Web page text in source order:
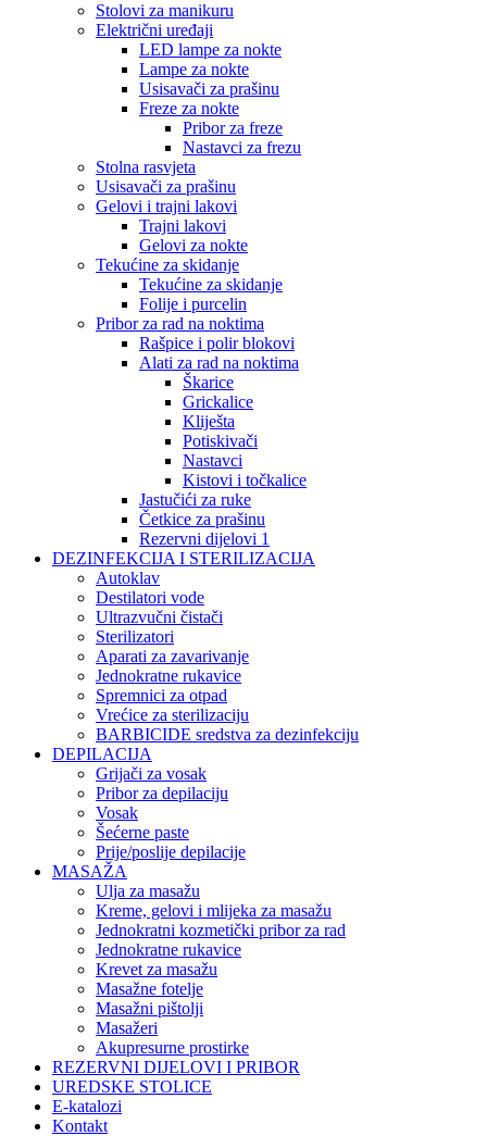
Stolovi za manikuru
Električni uređaji
LED lampe za nokte
Lampe za nokte
Usisavači za prašinu
Freze za nokte
Pribor za freze
Nastavci za frezu
Stolna rasvjeta
Usisavači za prašinu
Gelovi i trajni lakovi
Trajni lakovi
Gelovi za nokte
Tekućine za skidanje
Tekućine za skidanje
Folije i purcelin
Pribor za rad na noktima
Rašpice i polir blokovi
Alati za rad na noktima
Škarice
Grickalice
Kliješta
Potiskivači
Nastavci
Kistovi i točkalice
Jastučići za ruke
Četkice za prašinu
Rezervni dijelovi 1
DEZINFEKCIJA I STERILIZACIJA
Autoklav
Destilatori vode
Ultrazvučni čistači
Sterilizatori
Aparati za zavarivanje
Jednokratne rukavice
Spremnici za otpad
Vrećice za sterilizaciju
BARBICIDE sredstva za dezinfekciju
DEPILACIJA
Grijači za vosak
Pribor za depilaciju
Vosak
Šećerne paste
Prije/poslije depilacije
MASAŽA
Ulja za masažu
Kreme, gelovi i mlijeka za masažu
Jednokratni kozmetički pribor za rad
Jednokratne rukavice
Krevet za masažu
Masažne fotelje
Masažni pištolji
Masažeri
Akupresurne prostirke
REZERVNI DIJELOVI I PRIBOR
UREDSKE STOLICE
E-katalozi
Kontakt